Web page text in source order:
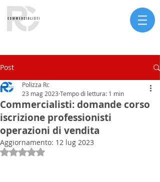
Post
Commercialisti: domande corso
iscrizione professionisti
operazioni di vendita
Polizza Rc
23 mag 2023 Tempo di lettura: 1 min
Aggiornamento: 12 lug 2023
Valutazione NaN stelle su 5.